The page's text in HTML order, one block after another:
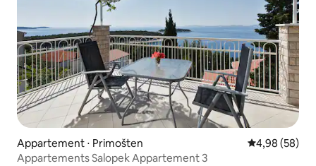
Appartement ⋅ Primošten Évaluation
4,98 (58)
Appartements Salopek Appartement 3